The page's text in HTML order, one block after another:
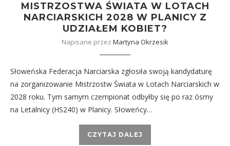
MISTRZOSTWA ŚWIATA W LOTACH
NARCIARSKICH 2028 W PLANICY Z
UDZIAŁEM KOBIET?
Napisane przez Martyna Okrzesik
Słoweńska Federacja Narciarska zgłosiła swoją kandydaturę
na zorganizowanie Mistrzostw Świata w Lotach Narciarskich w
2028 roku. Tym samym czempionat odbyłby się po raz ósmy
na Letalnicy (HS240) w Planicy. Słoweńcy…
CZYTAJ DALEJ